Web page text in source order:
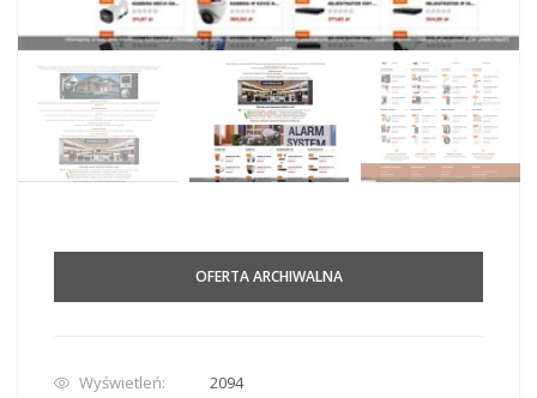
OFERTA ARCHIWALNA
Wyświetleń:
2094